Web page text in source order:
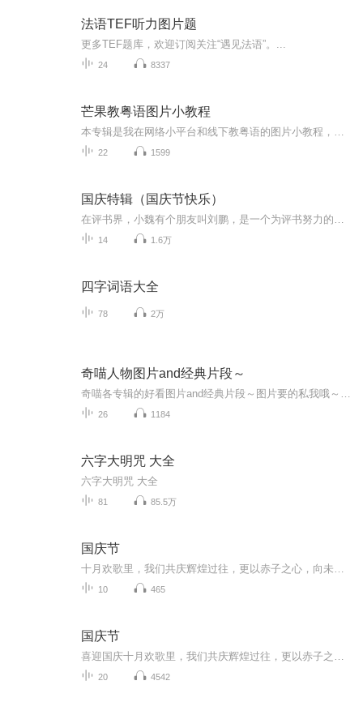
法语TEF听力图片题
更多TEF题库，欢迎订阅关注“遇见法语”。...
24 8337
芒果教粤语图片小教程
22 1599
国庆特辑（国庆节快乐）
14 1.6万
四字词语大全
78 2万
奇喵人物图片and经典片段～
26 1184
六字大明咒 大全
六字大明咒 大全
81 85.5万
国庆节
10 465
国庆节
20 4542